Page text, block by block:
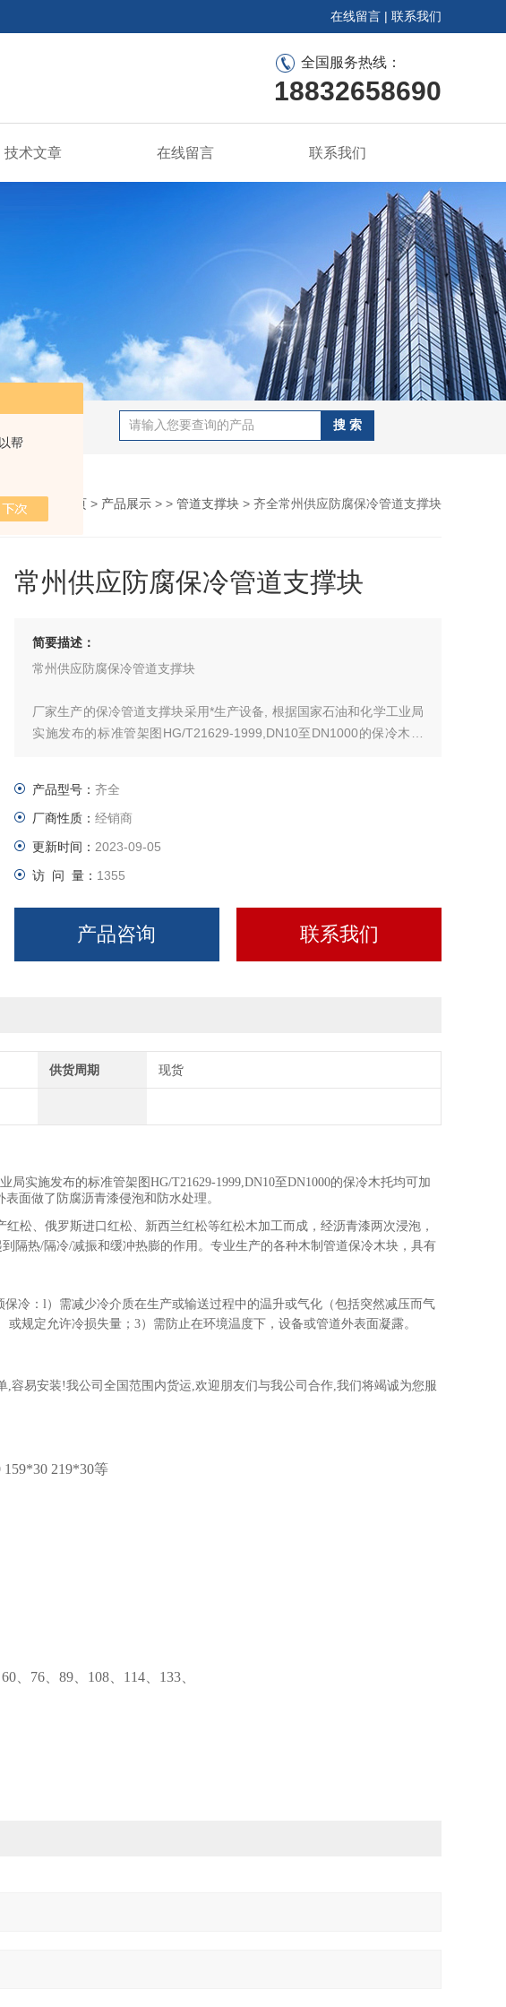
帮
在线留言 | 联系我们
全国服务热线：
18832658690
技术文章 在线留言 联系我们
置： 网站首页 > 产品展示 > > 管道支撑块 > 齐全常州供应防腐保冷管道支撑块
常州供应防腐保冷管道支撑块
简要描述：
常州供应防腐保冷管道支撑块
厂家生产的保冷管道支撑块采用*生产设备, 根据国家石油和化学工业局
实施发布的标准管架图HG/T21629-1999,DN10至DN1000的保冷木托
产品型号： 齐全
厂商性质： 经销商
更新时间： 2023-09-05
访 问 量： 1355
产品咨询 联系我们
供货周期 现货
局实施发布的标准管架图HG/T21629-1999,DN10至DN1000的保冷木托均可加
面做了防腐沥青漆侵泡和防水处理。
红松、俄罗斯进口红松、新西兰红松等红松木加工而成，经沥青漆两次浸泡，
隔热/隔冷/减振和缓冲热膨的作用。专业生产的各种木制管道保冷木块，具有
冷：l）需减少冷介质在生产或输送过程中的温升或气化（包括突然减压而气
规定允许冷损失量；3）需防止在环境温度下，设备或管道外表面凝露。
容易安装!我公司全国范围内货运,欢迎朋友们与我公司合作,我们将竭诚为您服
159*30 219*30等
、76、89、108、114、133、